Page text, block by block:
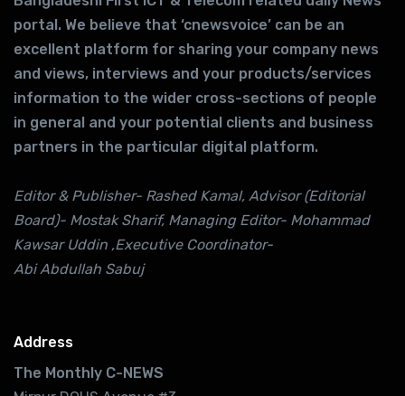
portal. We believe that ‘cnewsvoice’ can be an
excellent platform for sharing your company news
and views, interviews and your products/services
information to the wider cross-sections of people
in general and your potential clients and business
partners in the particular digital platform.
Editor & Publisher- Rashed Kamal, Advisor (Editorial
Board)- Mostak Sharif, Managing Editor- Mohammad
Kawsar Uddin ,Executive Coordinator-
Abi Abdullah Sabuj
Address
The Monthly C-NEWS